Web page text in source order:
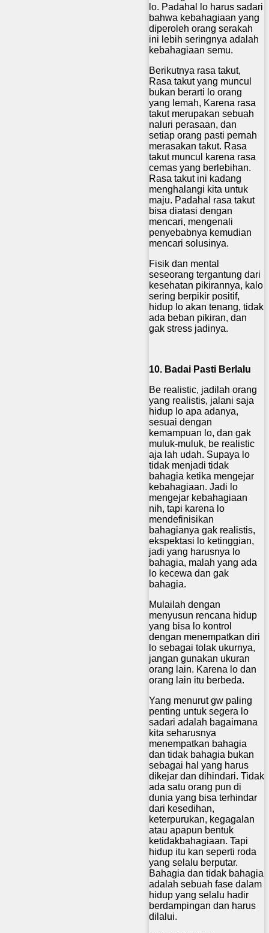
lo. Padahal lo harus sadari
bahwa kebahagiaan yang
diperoleh orang serakah
ini lebih seringnya adalah
kebahagiaan semu.
Berikutnya rasa takut,
Rasa takut yang muncul
bukan berarti lo orang
yang lemah, Karena rasa
takut merupakan sebuah
naluri perasaan, dan
setiap orang pasti pernah
merasakan takut. Rasa
takut muncul karena rasa
cemas yang berlebihan.
Rasa takut ini kadang
menghalangi kita untuk
maju. Padahal rasa takut
bisa diatasi dengan
mencari, mengenali
penyebabnya kemudian
mencari solusinya.
Fisik dan mental
seseorang tergantung dari
kesehatan pikirannya, kalo
sering berpikir positif,
hidup lo akan tenang, tidak
ada beban pikiran, dan
gak stress jadinya.
10. Badai Pasti Berlalu
Be realistic, jadilah orang
yang realistis, jalani saja
hidup lo apa adanya,
sesuai dengan
kemampuan lo, dan gak
muluk-muluk, be realistic
aja lah udah. Supaya lo
tidak menjadi tidak
bahagia ketika mengejar
kebahagiaan. Jadi lo
mengejar kebahagiaan
nih, tapi karena lo
mendefinisikan
bahagianya gak realistis,
ekspektasi lo ketinggian,
jadi yang harusnya lo
bahagia, malah yang ada
lo kecewa dan gak
bahagia.
Mulailah dengan
menyusun rencana hidup
yang bisa lo kontrol
dengan menempatkan diri
lo sebagai tolak ukurnya,
jangan gunakan ukuran
orang lain. Karena lo dan
orang lain itu berbeda.
Yang menurut gw paling
penting untuk segera lo
sadari adalah bagaimana
kita seharusnya
menempatkan bahagia
dan tidak bahagia bukan
sebagai hal yang harus
dikejar dan dihindari. Tidak
ada satu orang pun di
dunia yang bisa terhindar
dari kesedihan,
keterpurukan, kegagalan
atau apapun bentuk
ketidakbahagiaan. Tapi
hidup itu kan seperti roda
yang selalu berputar.
Bahagia dan tidak bahagia
adalah sebuah fase dalam
hidup yang selalu hadir
berdampingan dan harus
dilalui.